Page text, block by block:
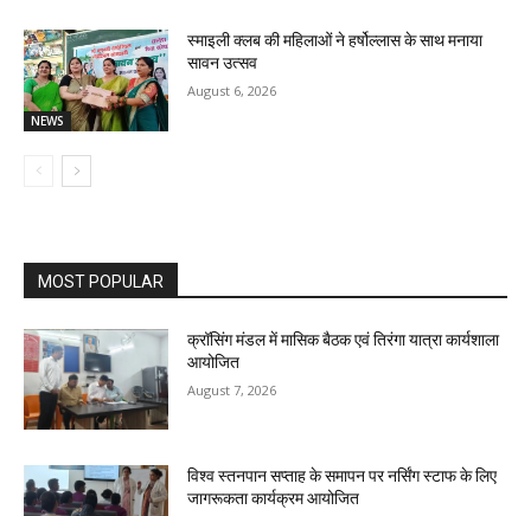
NEWS
स्माइली क्लब की महिलाओं ने हर्षोल्लास के साथ मनाया
सावन उत्सव
August 6, 2026
MOST POPULAR
क्रॉसिंग मंडल में मासिक बैठक एवं तिरंगा यात्रा कार्यशाला
आयोजित
August 7, 2026
विश्व स्तनपान सप्ताह के समापन पर नर्सिंग स्टाफ के लिए
जागरूकता कार्यक्रम आयोजित